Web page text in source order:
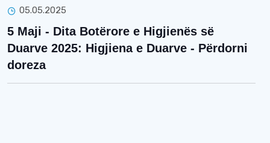
05.05.2025
5 Maji - Dita Botërore e Higjienës së
Duarve 2025: Higjiena e Duarve - Përdorni
doreza